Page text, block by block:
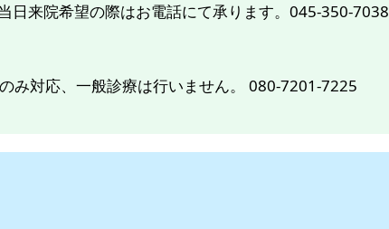
日来院希望の際はお電話にて承ります。045-350-7038
み対応、一般診療は行いません。 080-7201-7225